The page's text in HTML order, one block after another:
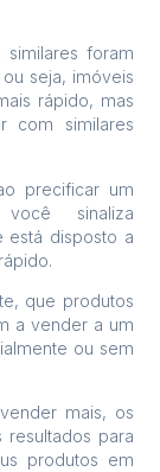
similares foram
seja, imóveis
rápido, mas
com similares
precificar um
sinaliza
está disposto a
que produtos
a vender a um
ou sem
mais, os
para
produtos em